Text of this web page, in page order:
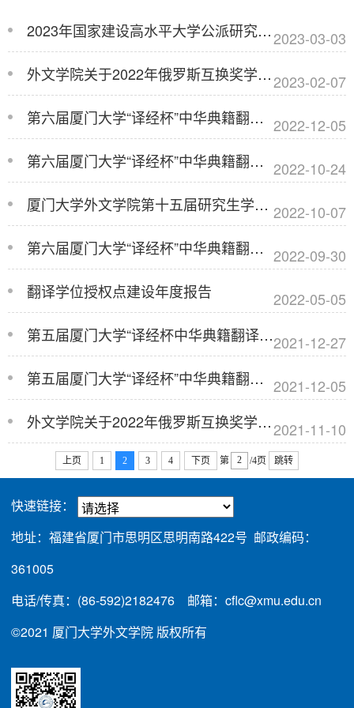
2023年国家建设高水平大学公派研究生项目拟推荐人选公示（第一批次）2023-03-03
外文学院关于2022年俄罗斯互换奖学金（中俄政府奖学金）项目拟推荐人选的公示（联...2023-02-07
第六届厦门大学“译经杯”中华典籍翻译大赛参赛证明 2022-12-05
第六届厦门大学“译经杯”中华典籍翻译大赛获奖名单 2022-10-24
厦门大学外文学院第十五届研究生学术研讨会暨第五届外国语言文学博士论坛一号公告 2022-10-07
第六届厦门大学“译经杯”中华典籍翻译大赛启动 2022-09-30
翻译学位授权点建设年度报告
2022-05-05
第五届厦门大学“译经杯中华典籍翻译大赛参赛证明2021-12-27
第五届厦门大学“译经杯”中华典籍翻译大赛获奖名单 2021-12-05
外文学院关于2022年俄罗斯互换奖学金（中俄政府奖学金）项目拟推荐人选的公示（联...2021-11-10
上页 1 2 3 4 下页 第 /4页 跳转
快速链接：
地址：福建省厦门市思明区思明南路422号 邮政编码：
361005
电话/传真：(86-592)2182476 邮箱：cflc@xmu.edu.cn
©2021 厦门大学外文学院 版权所有